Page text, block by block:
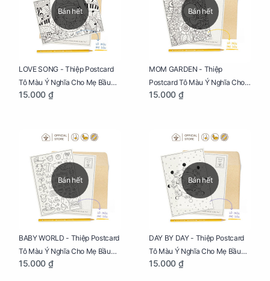
Bán hết
LOVE SONG - Thiệp Postcard
Tô Màu Ý Nghĩa Cho Mẹ Bầu
Sáng Tạo, Thư Giãn Và Hạnh
15.000 ₫
Bán hết
MOM GARDEN - Thiệp
Postcard Tô Màu Ý Nghĩa Cho
Mẹ Bầu Sáng Tạo, Thư Giãn Và
15.000 ₫
Bán hết
BABY WORLD - Thiệp Postcard
Tô Màu Ý Nghĩa Cho Mẹ Bầu
Sáng Tạo, Thư Giãn Và Hạnh
15.000 ₫
Bán hết
DAY BY DAY - Thiệp Postcard
Tô Màu Ý Nghĩa Cho Mẹ Bầu
Sáng Tạo, Thư Giãn Và Hạnh
15.000 ₫